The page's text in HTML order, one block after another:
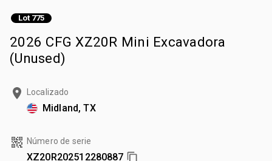
Lot 775
2026 CFG XZ20R Mini Excavadora
(Unused)
Localizado
Midland, TX
Número de serie
XZ20R202512280887